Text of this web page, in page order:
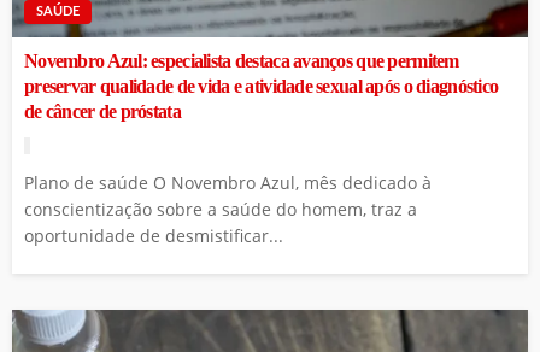
SAÚDE
Novembro Azul: especialista destaca avanços que permitem
preservar qualidade de vida e atividade sexual após o diagnóstico
de câncer de próstata
Plano de saúde O Novembro Azul, mês dedicado à
conscientização sobre a saúde do homem, traz a
oportunidade de desmistificar...